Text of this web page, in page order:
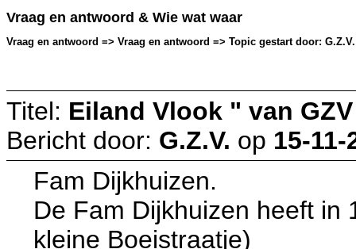
Vraag en antwoord & Wie wat waar
Vraag en antwoord => Vraag en antwoord => Topic gestart door: G.Z.V.
Titel: Eiland Vlook " van GZV
Bericht door: G.Z.V. op 15-
Fam Dijkhuizen.
De Fam Dijkhuizen heeft
kleine Boeistraatje)